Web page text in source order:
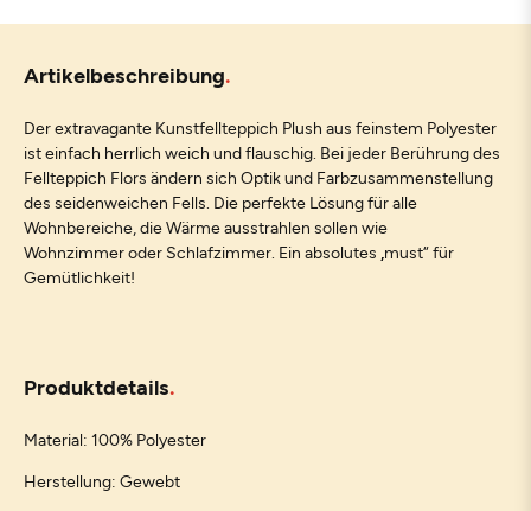
Artikelbeschreibung
Der extravagante Kunstfellteppich Plush aus feinstem Polyester
ist einfach herrlich weich und flauschig. Bei jeder Berührung des
Fellteppich Flors ändern sich Optik und Farbzusammenstellung
des seidenweichen Fells. Die perfekte Lösung für alle
Wohnbereiche, die Wärme ausstrahlen sollen wie
Wohnzimmer oder Schlafzimmer. Ein absolutes „must“ für
Gemütlichkeit!
Produktdetails
Material: 100% Polyester
Herstellung: Gewebt